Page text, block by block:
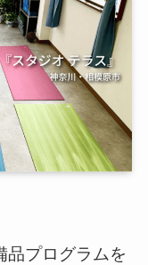
プログラムを